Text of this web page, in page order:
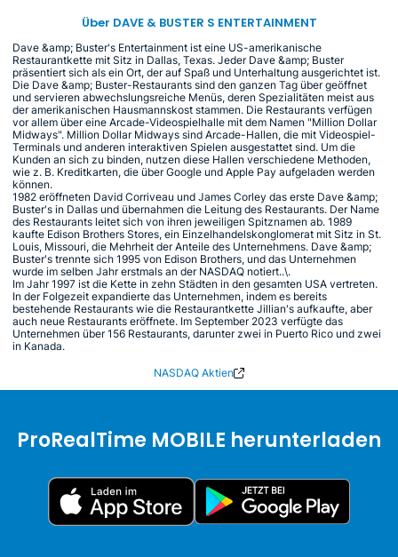
Über DAVE & BUSTER S ENTERTAINMENT
Dave &amp; Buster's Entertainment ist eine US-amerikanische
Restaurantkette mit Sitz in Dallas, Texas. Jeder Dave &amp; Buster
präsentiert sich als ein Ort, der auf Spaß und Unterhaltung ausgerichtet ist.
Die Dave &amp; Buster-Restaurants sind den ganzen Tag über geöffnet
und servieren abwechslungsreiche Menüs, deren Spezialitäten meist aus
der amerikanischen Hausmannskost stammen. Die Restaurants verfügen
vor allem über eine Arcade-Videospielhalle mit dem Namen "Million Dollar
Midways". Million Dollar Midways sind Arcade-Hallen, die mit Videospiel-
Terminals und anderen interaktiven Spielen ausgestattet sind. Um die
Kunden an sich zu binden, nutzen diese Hallen verschiedene Methoden,
wie z. B. Kreditkarten, die über Google und Apple Pay aufgeladen werden
können.
1982 eröffneten David Corriveau und James Corley das erste Dave &amp;
Buster's in Dallas und übernahmen die Leitung des Restaurants. Der Name
des Restaurants leitet sich von ihren jeweiligen Spitznamen ab. 1989
kaufte Edison Brothers Stores, ein Einzelhandelskonglomerat mit Sitz in St.
Louis, Missouri, die Mehrheit der Anteile des Unternehmens. Dave &amp;
Buster's trennte sich 1995 von Edison Brothers, und das Unternehmen
wurde im selben Jahr erstmals an der NASDAQ notiert..\.
Im Jahr 1997 ist die Kette in zehn Städten in den gesamten USA vertreten.
In der Folgezeit expandierte das Unternehmen, indem es bereits
bestehende Restaurants wie die Restaurantkette Jillian's aufkaufte, aber
auch neue Restaurants eröffnete. Im September 2023 verfügte das
Unternehmen über 156 Restaurants, darunter zwei in Puerto Rico und zwei
in Kanada.
NASDAQ Aktien
ProRealTime MOBILE herunterladen